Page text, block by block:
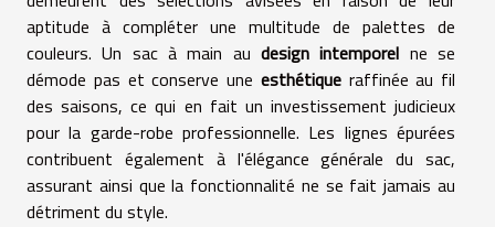
aptitude à compléter une multitude de palettes de
couleurs. Un sac à main au design intemporel ne se
démode pas et conserve une esthétiqueraffinée au fil
des saisons, ce qui en fait un investissement judicieux
pour la garde-robe professionnelle. Les lignes épurées
contribuent également à l'élégance générale du sac,
assurant ainsi que la fonctionnalité ne se fait jamais au
détriment du style.